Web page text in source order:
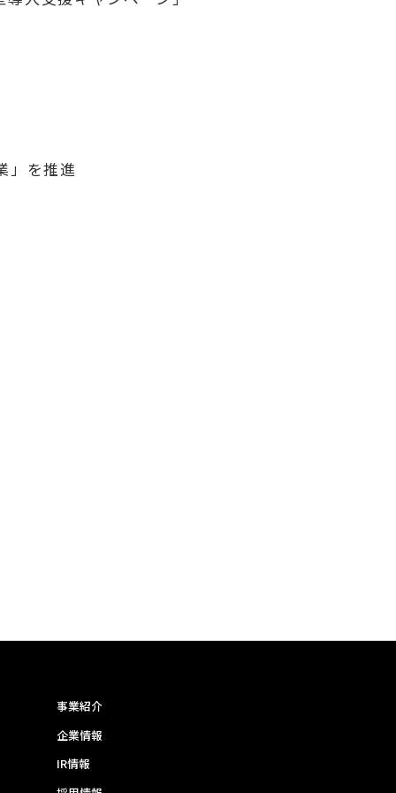
」を推進
事業紹介
企業情報
IR情報